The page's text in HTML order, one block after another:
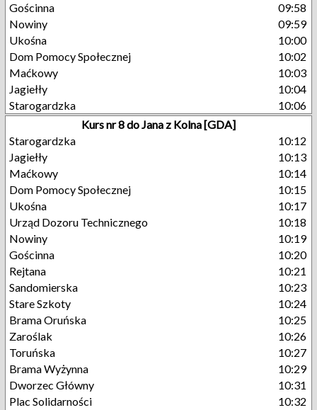
Gościnna
09:58
Nowiny
09:59
Ukośna
10:00
Dom Pomocy Społecznej
10:02
Maćkowy
10:03
Jagiełły
10:04
Starogardzka
10:06
Kurs nr 8 do Jana z Kolna [GDA]
Starogardzka
10:12
Jagiełły
10:13
Maćkowy
10:14
Dom Pomocy Społecznej
10:15
Ukośna
10:17
Urząd Dozoru Technicznego
10:18
Nowiny
10:19
Gościnna
10:20
Rejtana
10:21
Sandomierska
10:23
Stare Szkoty
10:24
Brama Oruńska
10:25
Zaroślak
10:26
Toruńska
10:27
Brama Wyżynna
10:29
Dworzec Główny
10:31
Plac Solidarności
10:32